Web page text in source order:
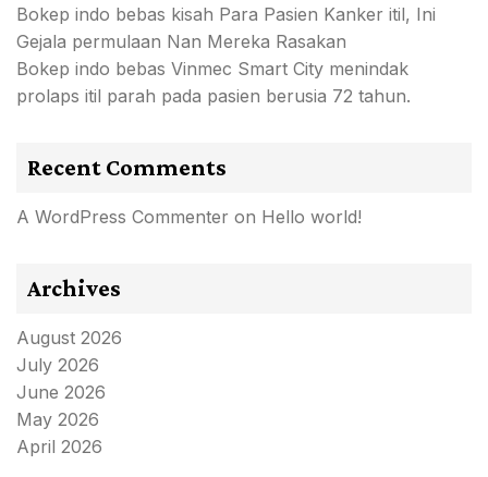
Bokep indo bebas kisah Para Pasien Kanker itil, Ini
Gejala permulaan Nan Mereka Rasakan
Bokep indo bebas Vinmec Smart City menindak
prolaps itil parah pada pasien berusia 72 tahun.
Recent Comments
A WordPress Commenter on Hello world!
Archives
August 2026
July 2026
June 2026
May 2026
April 2026